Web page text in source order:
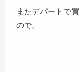
またデパートで
ので。